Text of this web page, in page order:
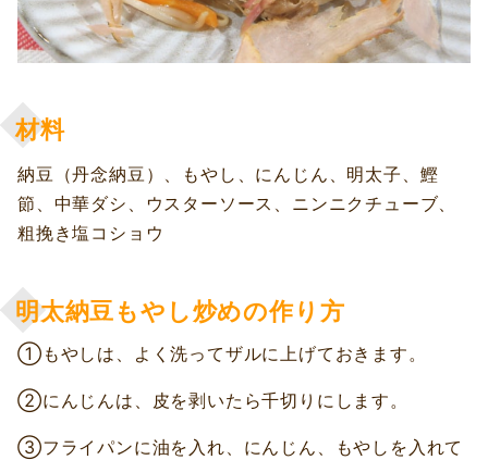
材料
納豆（丹念納豆）、もやし、にんじん、明太子、鰹
節、中華ダシ、ウスターソース、ニンニクチューブ、
粗挽き塩コショウ
明太納豆もやし炒めの作り方
①もやしは、よく洗ってザルに上げておきます。
②にんじんは、皮を剥いたら千切りにします。
③フライパンに油を入れ、にんじん、もやしを入れて